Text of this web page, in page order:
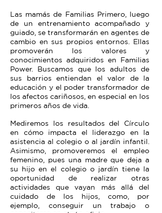
Las mamás de Familias Primero, luego
de un entrenamiento acompañado y
guiado, se transformarán en agentes de
cambio en sus propios entornos. Ellas
promoverán los valores y
conocimientos adquiridos en Familias
Power. Buscamos que los adultos de
sus barrios entiendan el valor de la
educación y el poder transformador de
los afectos cariñosos, en especial en los
primeros años de vida.
Mediremos los resultados del Círculo
en cómo impacta el liderazgo en la
asistencia al colegio o al jardín infantil.
Asimismo, promoveremos el empleo
femenino, pues una madre que deja a
su hijo en el colegio o jardín tiene la
oportunidad de realizar otras
actividades que vayan más allá del
cuidado de los hijos, como, por
ejemplo, conseguir un trabajo o